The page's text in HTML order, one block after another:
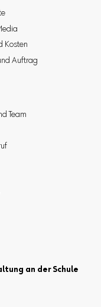
Kosten
Auftrag
Team
an der Schule